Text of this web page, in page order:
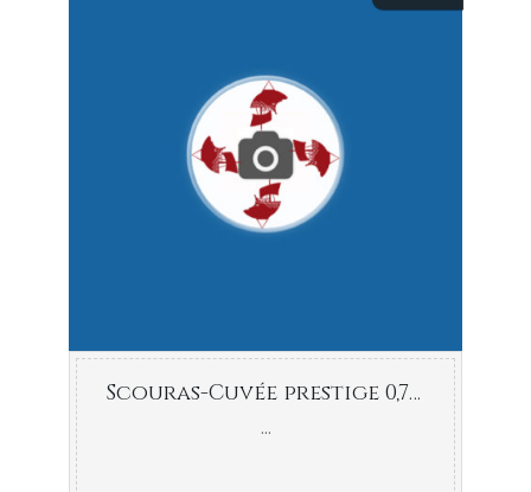
Scouras-Cuvée prestige 0,75l
...